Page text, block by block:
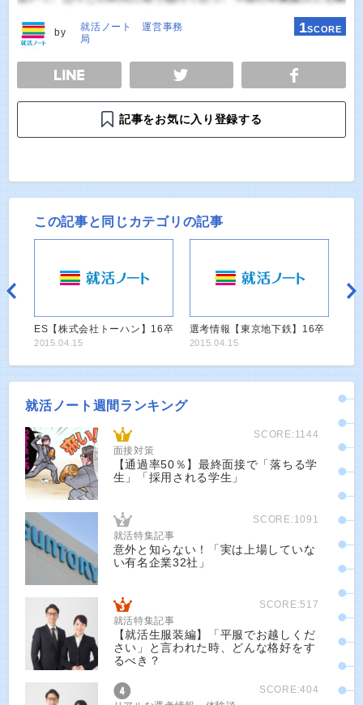
by
就活ノート 運営事務
局
1SCORE
TWEET
記事をお気に入り登録する
この記事と同じカテゴリの記事
ES【株式会社トーハン】16卒
2015.04.15
選考情報【東京地下鉄】16卒
2015.04.15
就活ノート週間ランキング
SCORE:1144
面接対策
【通過率50％】最終面接で「落ちる学
生」「採用される学生」
SCORE:1091
就活特集記事
意外と知らない！「実は上場していな
い有名企業32社」
SCORE:517
就活特集記事
【就活生服装編】「平服でお越しくだ
さい」と言われた時、どんな格好をす
るべき？
SCORE:404